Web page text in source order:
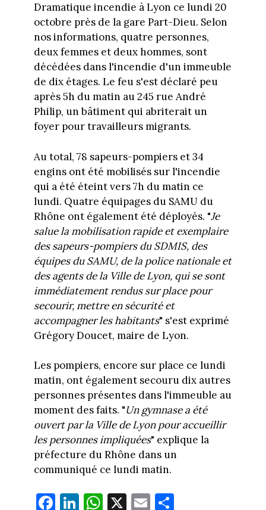
Dramatique incendie à Lyon ce lundi 20
octobre près de la gare Part-Dieu. Selon
nos informations, quatre personnes,
deux femmes et deux hommes, sont
décédées dans l'incendie d'un immeuble
de dix étages. Le feu s'est déclaré peu
après 5h du matin au 245 rue André
Philip, un bâtiment qui abriterait un
foyer pour travailleurs migrants.
Au total, 78 sapeurs-pompiers et 34
engins ont été mobilisés sur l'incendie
qui a été éteint vers 7h du matin ce
lundi. Quatre équipages du SAMU du
Rhône ont également été déployés. "Je
salue la mobilisation rapide et exemplaire
des sapeurs-pompiers du SDMIS, des
équipes du SAMU, de la police nationale et
des agents de la Ville de Lyon, qui se sont
immédiatement rendus sur place pour
secourir, mettre en sécurité et
accompagner les habitants" s'est exprimé
Grégory Doucet, maire de Lyon.
Les pompiers, encore sur place ce lundi
matin, ont également secouru dix autres
personnes présentes dans l'immeuble au
moment des faits. "Un gymnase a été
ouvert par la Ville de Lyon pour accueillir
les personnes impliquées" explique la
préfecture du Rhône dans un
communiqué ce lundi matin.
Fa Li W X E Pa